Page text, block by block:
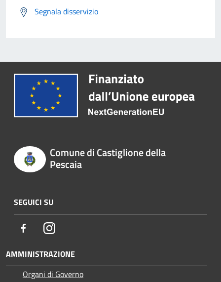
Segnala disservizio
Comune di Castiglione della
Pescaia
SEGUICI SU
FacebookInstagram
AMMINISTRAZIONE
Organi di Governo